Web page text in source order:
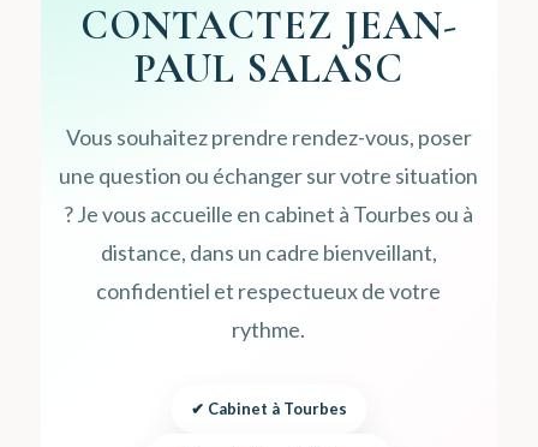
CONTACTEZ JEAN-
PAUL SALASC
Vous souhaitez prendre rendez-vous, poser
une question ou échanger sur votre situation
? Je vous accueille en cabinet à Tourbes ou à
distance, dans un cadre bienveillant,
confidentiel et respectueux de votre
rythme.
✔ Cabinet à Tourbes